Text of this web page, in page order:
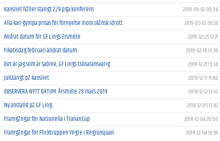
Kansliet håller stängt 2/9 pga konferens 2019-09-02 09:06
Alla kan gympa prisas för förnyelse inom skånsk idrott 2019-05-10 09:24
Ändrat datum för GF Lings årsmöte 2019-02-25 12:21
Fikatisdag februari ändrat datum 2019-02-18 13:39
Det är jag som är Sabine, GF Lings tränaransvarig 2018-12-21 15:34
Julstängt på kansliet 2018-12-17 11:40
OBSERVERA NYTT DATUM: Årsmöte 28 mars 2019 2018-12-12 13:10
Ny anställd på GF Ling 2018-12-05 13:42
Framgångar för Nationella i TrananCup 2018-12-04 20:00
Framgångar för Flicktruppen Yngre i Regionsjuan 2018-12-04 19:59